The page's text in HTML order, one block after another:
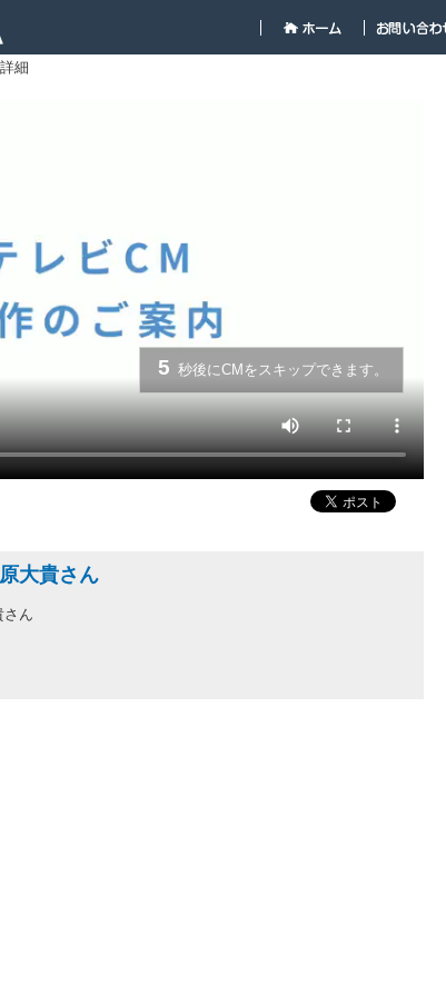
細
5 秒後にCMをスキップできます。
大貴さん
さん